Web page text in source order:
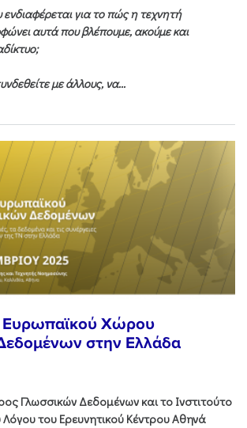
για το πώς η τεχνητή
αυτά που βλέπουμε, ακούμε και
με άλλους, να...
Ευρωπαϊκού Χώρου
στην Ελλάδα
Γλωσσικών Δεδομένων και το Ινστιτούτο
του Ερευνητικού Κέντρου Αθηνά